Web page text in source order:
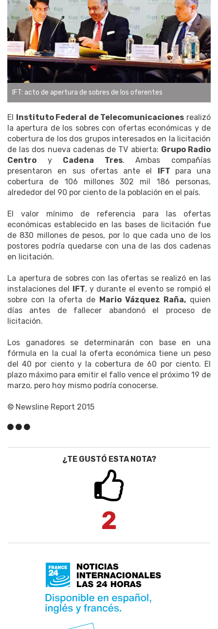
IFT: acto de apertura de sobres de los oferentes
El Instituto Federal de Telecomunicaciones realizó
la apertura de los sobres con ofertas económicas y de
cobertura de los dos grupos interesados en la licitación
de las dos nueva cadenas de TV abierta: Grupo Radio
Centro y Cadena Tres. Ambas compañías
presentaron en sus ofertas ante el IFT para una
cobertura de 106 millones 302 mil 186 personas,
alrededor del 90 por ciento de la población en el país.
El valor mínimo de referencia para las ofertas
económicas establecido en las bases de licitación fue
de 830 millones de pesos, por lo que cada uno de los
postores podría quedarse con una de las dos cadenas
en licitación.
La apertura de sobres con las ofertas se realizó en las
instalaciones del IFT, y durante el evento se rompió el
sobre con la oferta de Mario Vázquez Raña, quien
días antes de fallecer abandonó el proceso de
licitación.
Los ganadores se determinarán con base en una
fórmula en la cual la oferta económica tiene un peso
del 40 por ciento y la cobertura de 60 por ciento. El
plazo máximo para emitir el fallo vence el próximo 19 de
marzo, pero hoy mismo podría conocerse.
© Newsline Report 2015
¿TE GUSTÓ ESTA NOTA?
2